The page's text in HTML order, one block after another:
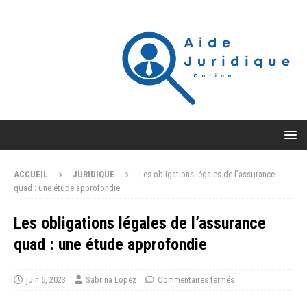
ACCUEIL JURIDIQUE
Les obligations légales de l’assurance
quad : une étude approfondie
Les obligations légales de l’assurance
quad : une étude approfondie
juin 6, 2023 Sabrina Lopez Commentaires fermés